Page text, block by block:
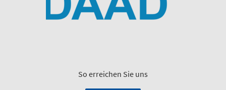
So erreichen Sie uns